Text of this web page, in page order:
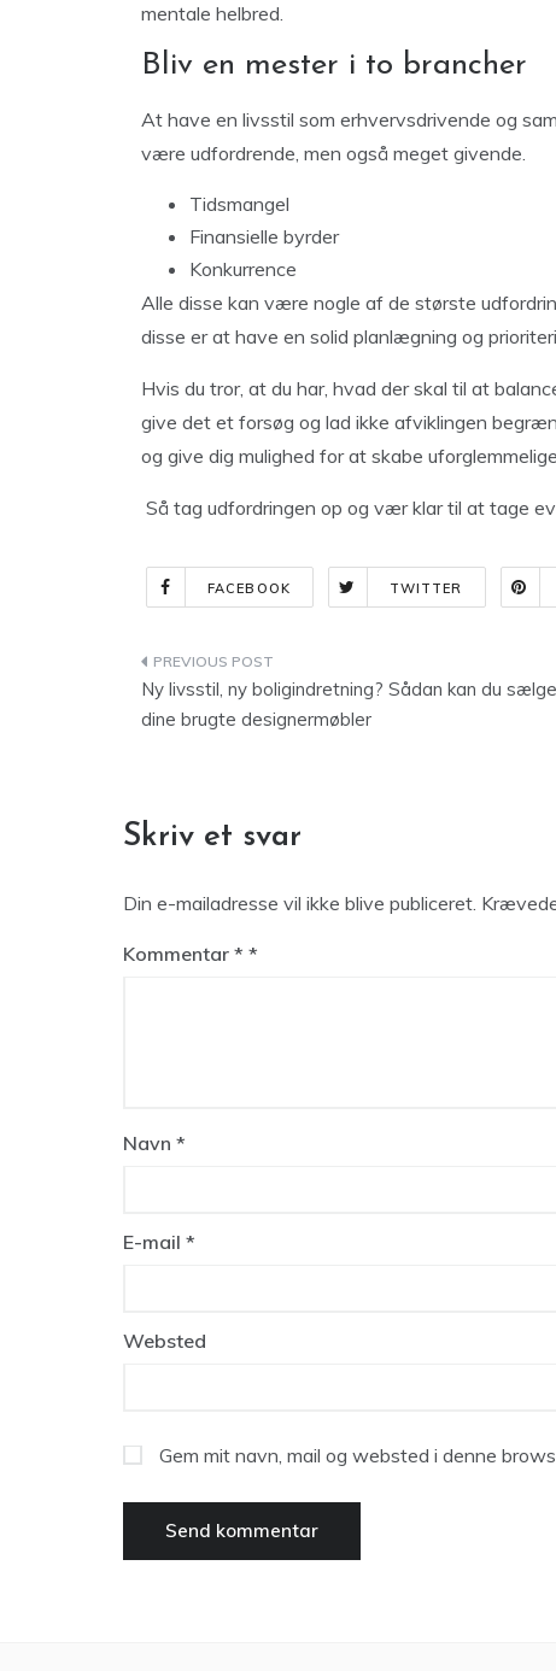
mentale helbred.
Bliv en mester i to brancher
At have en livsstil som erhvervsdrivende og
være udfordrende, men også meget givende.
Tidsmangel
Finansielle byrder
Konkurrence
Alle disse kan være nogle af de største
disse er at have en solid planlægning og
Hvis du tror, at du har, hvad der skal til at
give det et forsøg og lad ikke afviklingen
og give dig mulighed for at skabe
Så tag udfordringen op og vær klar til at tage
FACEBOOK TWITTER
Indlægsnavigation
Ny livsstil, ny boligindretning? Sådan kan du sælge
dine brugte designermøbler
Skriv et svar
Din e-mailadresse vil ikke blive publiceret.
Kommentar *
Navn *
E-mail *
Websted
Gem mit navn, mail og websted i denne